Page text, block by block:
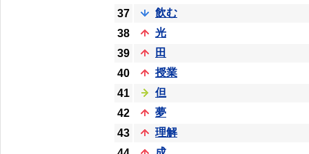
37
飲む
38
光
39
田
40
授業
41
但
42
夢
43
理解